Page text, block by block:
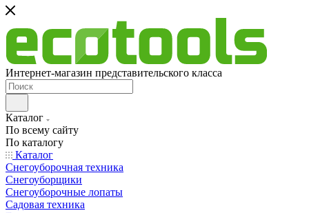
Интернет-магазин представительского класса
Каталог
По всему сайту
По каталогу
Каталог
Снегоуборочная техника
Снегоуборщики
Снегоуборочные лопаты
Садовая техника